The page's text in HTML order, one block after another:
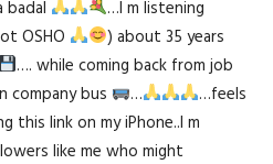
badal
…I m listening
OSHO
) about 35 years
…. while coming back from job
company bus …
…feels
this link on my iPhone..I m
like me who might